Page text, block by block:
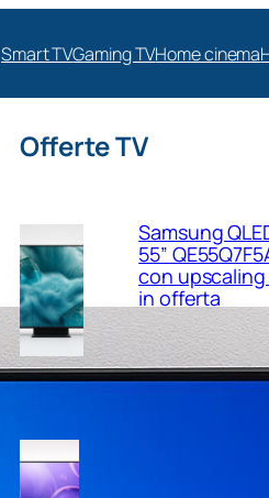
Smart TVGaming TVHome cinema
Offerte TV
Samsung
55”
con
in offerta